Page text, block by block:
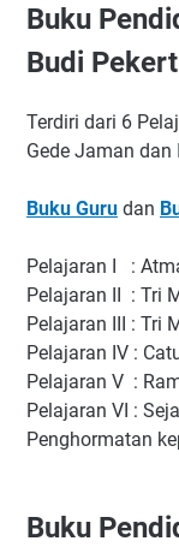
Buku
Budi
Terdiri dari 6
Gede Jaman dan
Buku Guru dan
Pelajaran I :
Pelajaran II : Tri
Pelajaran III : Tri
Pelajaran IV :
Pelajaran V :
Pelajaran VI :
Penghormatan
Buku